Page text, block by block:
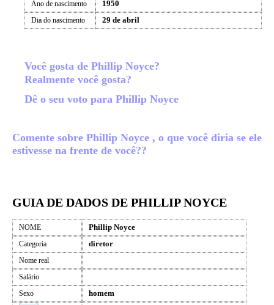
Ano de nascimento 1950
Dia do nascimento 29 de abril
Você gosta de Phillip Noyce?
Realmente você gosta?
Dê o seu voto para Phillip Noyce
Comente sobre Phillip Noyce , o que você diria se ele
estivesse na frente de você??
GUIA DE DADOS DE PHILLIP NOYCE
NOME Phillip Noyce
Categoria diretor
Nome real
Salário
Sexo
homem